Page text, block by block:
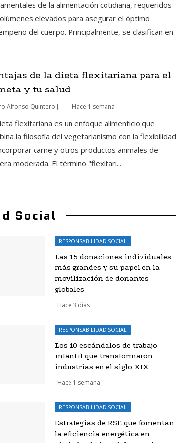
de la alimentación cotidiana, requeridos
elevados para asegurar el óptimo
del cuerpo. Principalmente, se clasifican en
de la dieta flexitariana para el
y tu salud
Alfonso Quintero J. Hace 1 semana
flexitariana es un enfoque alimenticio que
la filosofía del vegetarianismo con la flexibilidad
carne y otros productos animales de
moderada. El término "flexitari...
Social
RESPONSABILIDAD SOCIAL
Las 15 donaciones individuales
más grandes y su papel en la
movilización de donantes
globales
Hace 3 días
RESPONSABILIDAD SOCIAL
Los 10 escándalos de trabajo
infantil que transformaron
industrias en el siglo XIX
Hace 1 semana
RESPONSABILIDAD SOCIAL
Estrategias de RSE que fomentan
la eficiencia energética en